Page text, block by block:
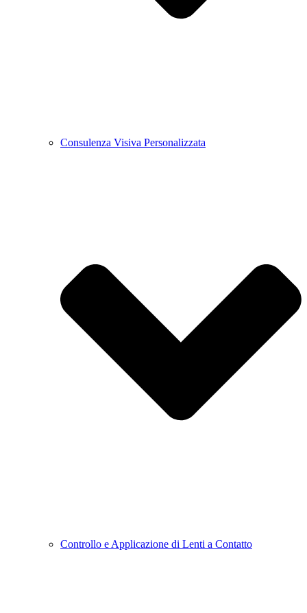
Consulenza Visiva Personalizzata
Controllo e Applicazione di Lenti a Contatto